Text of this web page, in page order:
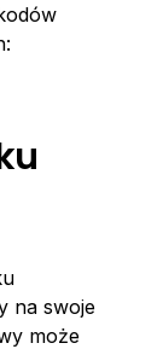
na swoje
może